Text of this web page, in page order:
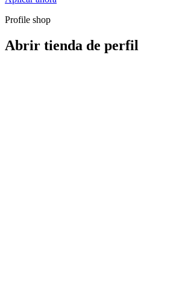
Profile shop
Abrir tienda de perfil